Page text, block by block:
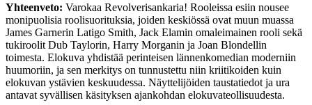
Yhteenveto: Varokaa Revolverisankaria! Rooleissa esiin nousee
monipuolisia roolisuorituksia, joiden keskiössä ovat muun muassa
James Garnerin Latigo Smith, Jack Elamin omaleimainen rooli sekä
tukiroolit Dub Taylorin, Harry Morganin ja Joan Blondellin
toimesta. Elokuva yhdistää perinteisen lännenkomedian moderniin
huumoriin, ja sen merkitys on tunnustettu niin kriitikoiden kuin
elokuvan ystävien keskuudessa. Näyttelijöiden taustatiedot ja ura
antavat syvällisen käsityksen ajankohdan elokuvateollisuudesta.